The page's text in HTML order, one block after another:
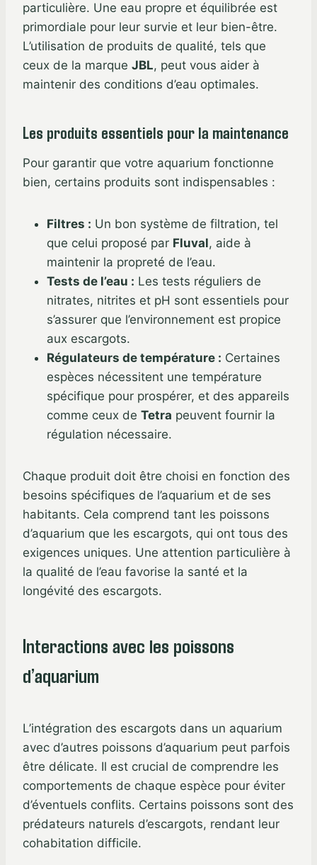
particulière. Une eau propre et équilibrée est
primordiale pour leur survie et leur bien-être.
L’utilisation de produits de qualité, tels que
ceux de la marque JBL, peut vous aider à
maintenir des conditions d’eau optimales.
Les produits essentiels pour la maintenance
Pour garantir que votre aquarium fonctionne
bien, certains produits sont indispensables :
Filtres : Un bon système de filtration, tel
que celui proposé par Fluval, aide à
maintenir la propreté de l’eau.
Tests de l’eau : Les tests réguliers de
nitrates, nitrites et pH sont essentiels pour
s’assurer que l’environnement est propice
aux escargots.
Régulateurs de température : Certaines
espèces nécessitent une température
spécifique pour prospérer, et des appareils
comme ceux de Tetra peuvent fournir la
régulation nécessaire.
Chaque produit doit être choisi en fonction des
besoins spécifiques de l’aquarium et de ses
habitants. Cela comprend tant les poissons
d’aquarium que les escargots, qui ont tous des
exigences uniques. Une attention particulière à
la qualité de l’eau favorise la santé et la
longévité des escargots.
Interactions avec les poissons
d’aquarium
L’intégration des escargots dans un aquarium
avec d’autres poissons d’aquarium peut parfois
être délicate. Il est crucial de comprendre les
comportements de chaque espèce pour éviter
d’éventuels conflits. Certains poissons sont des
prédateurs naturels d’escargots, rendant leur
cohabitation difficile.